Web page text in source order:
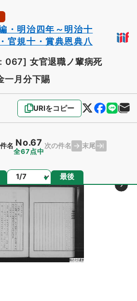
・明治四年～明治十
官規十・賞典恩典八
067] 女官退職ノ輩病死
一月分下賜
URIをコピー
名 No.67
全67点中
次の件名 末尾
ページ 最後